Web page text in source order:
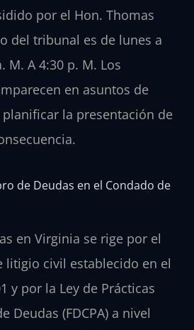
por el Hon. Thomas
del tribunal es de lunes a
M. A 4:30 p. M. Los
en asuntos de
la presentación de
de Deudas en el Condado de
en Virginia se rige por el
litigio civil establecido en el
y por la Ley de Prácticas
Deudas (FDCPA) a nivel